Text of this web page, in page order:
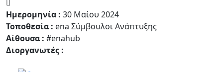
Ημερομηνία : 30 Μαίου 2024
Τοποθεσία : ena Σύμβουλοι Ανάπτυξης
Αίθουσα : #enahub
Διοργανωτές :